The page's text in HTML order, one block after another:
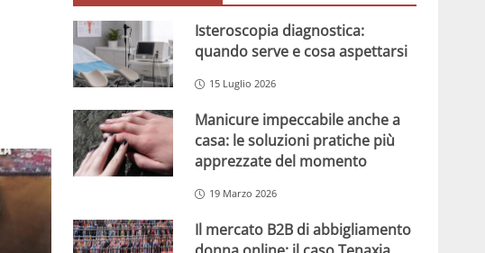
Isteroscopia diagnostica:
quando serve e cosa aspettarsi
15 Luglio 2026
Manicure impeccabile anche a
casa: le soluzioni pratiche più
apprezzate del momento
19 Marzo 2026
Il mercato B2B di abbigliamento